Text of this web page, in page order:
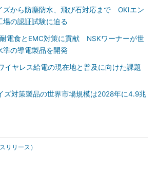
ズから防塵防水、飛び石対応まで OKIエン
場の認証試験に迫る
電食とEMC対策に貢献 NSKワーナーが世
準の導電製品を開発
イヤレス給電の現在地と普及に向けた課題
ズ対策製品の世界市場規模は2028年に4.9兆
リリース）